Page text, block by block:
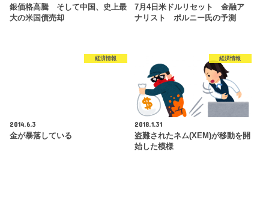
銀価格高騰 そして中国、史上最
大の米国債売却
7月4日米ドルリセット 金融ア
ナリスト ポルニー氏の予測
経済情報
2014.6.3
金が暴落している
経済情報
2018.1.31
盗難されたネム(XEM)が移動を開
始した模様